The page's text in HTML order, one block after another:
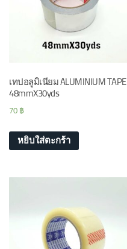
เทปอลูมิเนียม ALUMINIUM TAPE
48mmX30yds
70 ฿
หยิบใส่ตะกร้า